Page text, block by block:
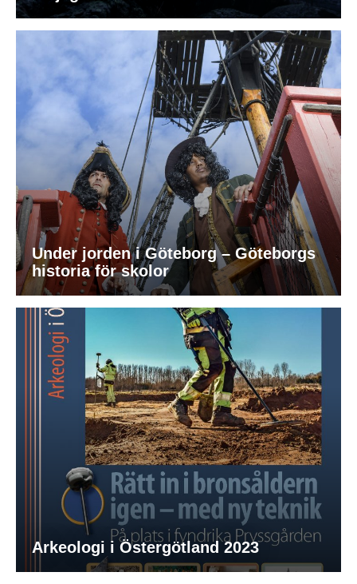
Under jorden i Göteborg – Göteborgs
historia för skolor
Arkeologi i Östergötland 2023